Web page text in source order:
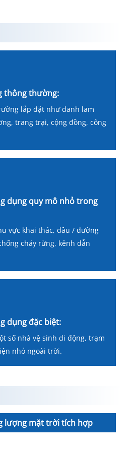
thông thường:
lắp đặt như danh lam
trang trại, cộng đồng, công
dụng quy mô nhỏ trong
vực khai thác, dầu / đường
cháy rừng, kênh dẫn
dụng đặc biệt:
số nhà vệ sinh di động, trạm
nhỏ ngoài trời.
lượng mặt trời tích hợp